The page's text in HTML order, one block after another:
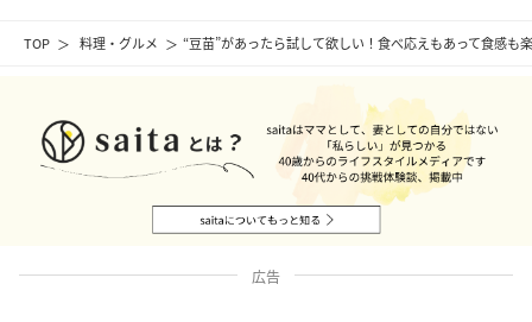
TOP 料理・グルメ “豆苗”があったら試して欲しい！食べ応えもあって食感も
広告